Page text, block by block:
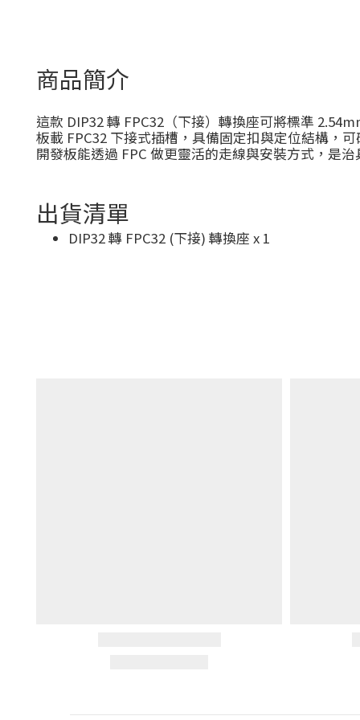
商品簡介
這款 DIP32 轉 FPC32（下接）轉換座可將標準
板載 FPC32 下接式插槽，具備固定扣與定位結構，
開發板能透過 FPC 做更靈活的走線與安裝方式，是
出貨清單
DIP32 轉 FPC32 (下接) 轉換座 x 1